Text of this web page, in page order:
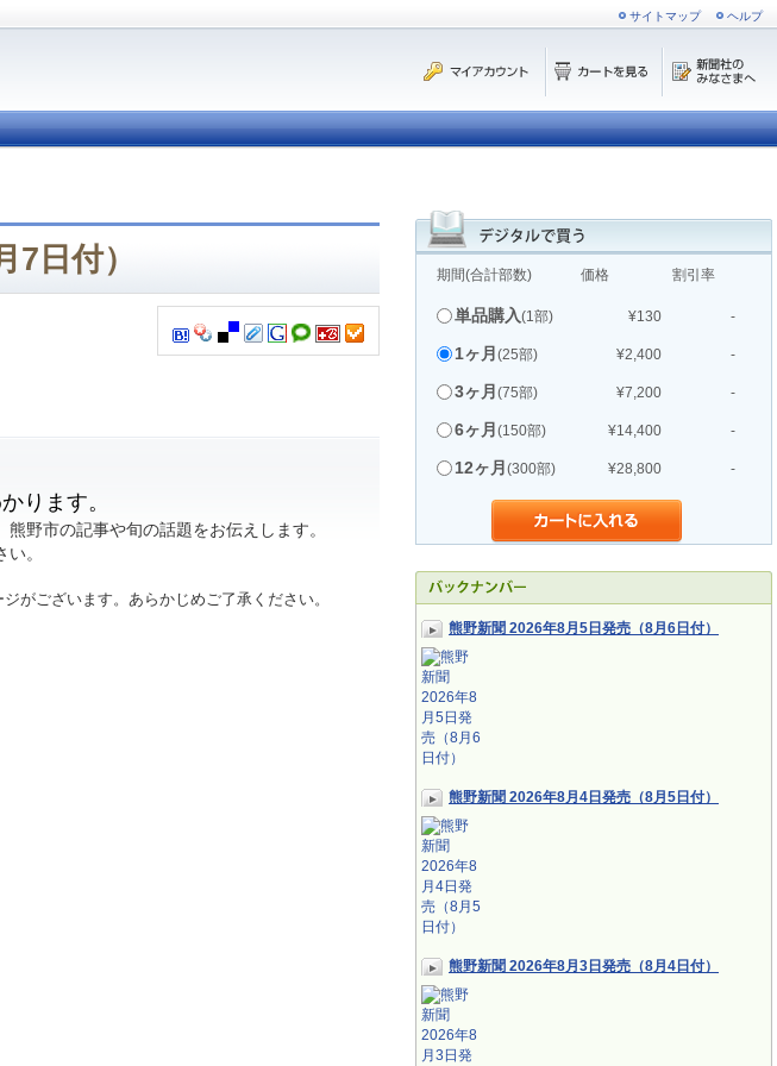
サイトマップ ヘルプ
期間(合計部数) 価格 割引率
単品購入(1部) ¥130 -
1ヶ月 (25部) ¥2,400 -
3ヶ月 (75部) ¥7,200 -
6ヶ月 (150部) ¥14,400 -
12ヶ月 (300部) ¥28,800 -
熊野新聞 2026年8月5日発売（8月6日付）
熊野新聞 2026年8月4日発売（8月5日付）
熊野新聞 2026年8月3日発売（8月4日付）
日付）
ります。
野市の記事や旬の話題をお伝えします。
。
がございます。あらかじめご了承ください。